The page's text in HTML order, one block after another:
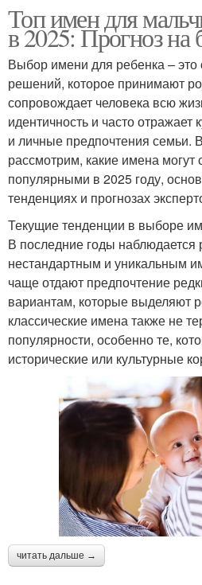
Топ имен для
в 2025: Прогноз на
Выбор имени для ребенка –
решений, которое принимают
сопровождает человека всю
идентичность и часто
и личные предпочтения семьи.
рассмотрим, какие имена могут
популярными в 2025 году,
тенденциях и прогнозах
Текущие тенденции в выборе
В последние годы наблюдается
нестандартным и уникальным
чаще отдают предпочтение
вариантам, которые выделяют
классические имена также не
популярности, особенно те,
исторические или культурные
читать дальше →